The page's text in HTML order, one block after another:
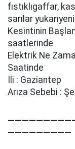
fıstıklıgaffar,
sarılar
Kesintinin
saatlerinde
Elektrik Ne
Saatinde
İli : Gaziantep
Arıza Sebebi :
—————————